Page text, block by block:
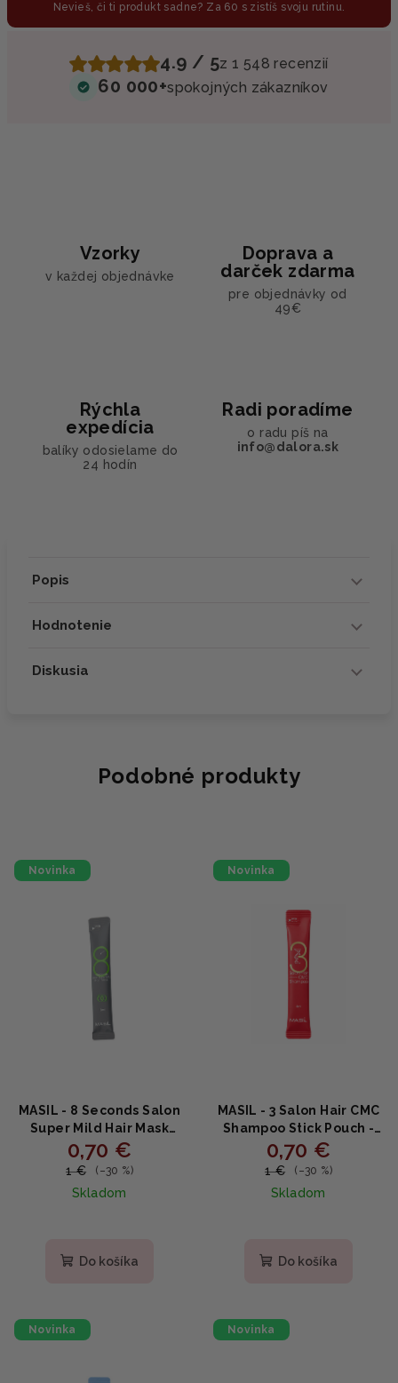
Nevieš, či ti produkt sadne? Za 60 s zistíš svoju rutinu.
4.9 / 5z 1 548 recenzií
60 000+spokojných zákazníkov
Vzorky
v každej objednávke
Doprava a
darček zdarma
pre objednávky od
49€
Rýchla
expedícia
balíky odosielame do
24 hodín
Radi poradíme
o radu píš na
info@dalora.sk
Popis
Hodnotenie
Diskusia
Podobné produkty
Novinka
MASIL - 8 Seconds Salon
Super Mild Hair Mask
Stick Pouch - Expresná
vyživujúca maska na
a proteínmi 8 ml
0,70 €
1 € (–30 %)
Skladom
Do košíka
Novinka
MASIL - 3 Salon Hair CMC
Shampoo Stick Pouch -
Salonný šampón s
ceramidmi a keratínom
0,70 €
1 € (–30 %)
Skladom
Do košíka
Novinka Novinka